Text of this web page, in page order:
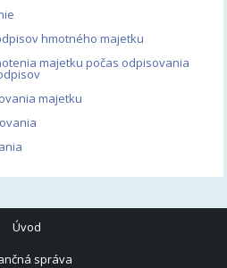
hmotného majetku
majetku počas odpisovania
majetku
Úvod
správa